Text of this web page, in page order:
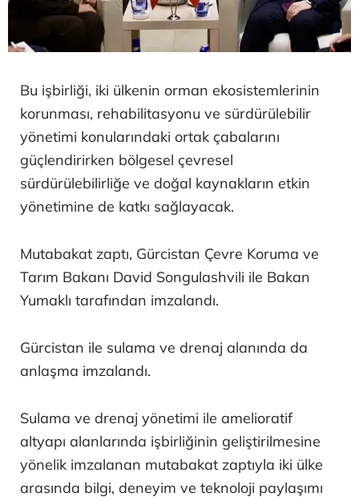
Bu işbirliği, iki ülkenin orman ekosistemlerinin
korunması, rehabilitasyonu ve sürdürülebilir
yönetimi konularındaki ortak çabalarını
güçlendirirken bölgesel çevresel
sürdürülebilirliğe ve doğal kaynakların etkin
yönetimine de katkı sağlayacak.
Mutabakat zaptı, Gürcistan Çevre Koruma ve
Tarım Bakanı David Songulashvili ile Bakan
Yumaklı tarafından imzalandı.
Gürcistan ile sulama ve drenaj alanında da
anlaşma imzalandı.
Sulama ve drenaj yönetimi ile amelioratif
altyapı alanlarında işbirliğinin geliştirilmesine
yönelik imzalanan mutabakat zaptıyla iki ülke
arasında bilgi, deneyim ve teknoloji paylaşımı